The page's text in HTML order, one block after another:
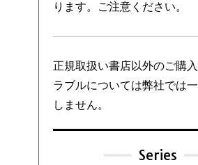
ります。ご注意ください。
正規取扱い書店以外のご購
ラブルについては弊社では
しません。
Series